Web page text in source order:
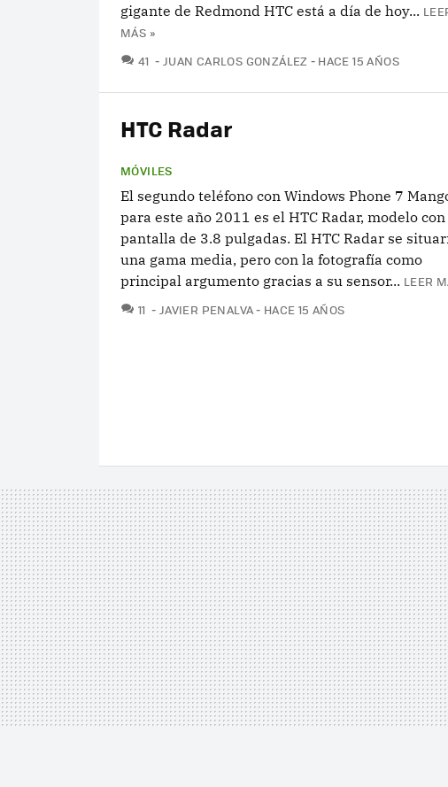
gigante de Redmond HTC está a día de hoy...
MÁS »
41 COMENTARIOS
JUAN CARLOS GONZÁLEZ HACE 15 AÑOS
HTC Radar
MÓVILES
El segundo teléfono con Windows Phone 7
para este año 2011 es el HTC Radar, modelo con
pantalla de 3.8 pulgadas. El HTC Radar se
una gama media, pero con la fotografía como
principal argumento gracias a su sensor... LEER
11 COMENTARIOS
JAVIER PENALVA HACE 15 AÑOS